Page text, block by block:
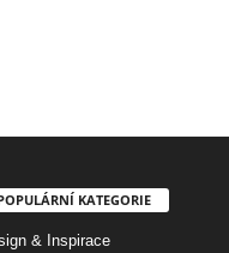
KATEGORIE
& Inspirace